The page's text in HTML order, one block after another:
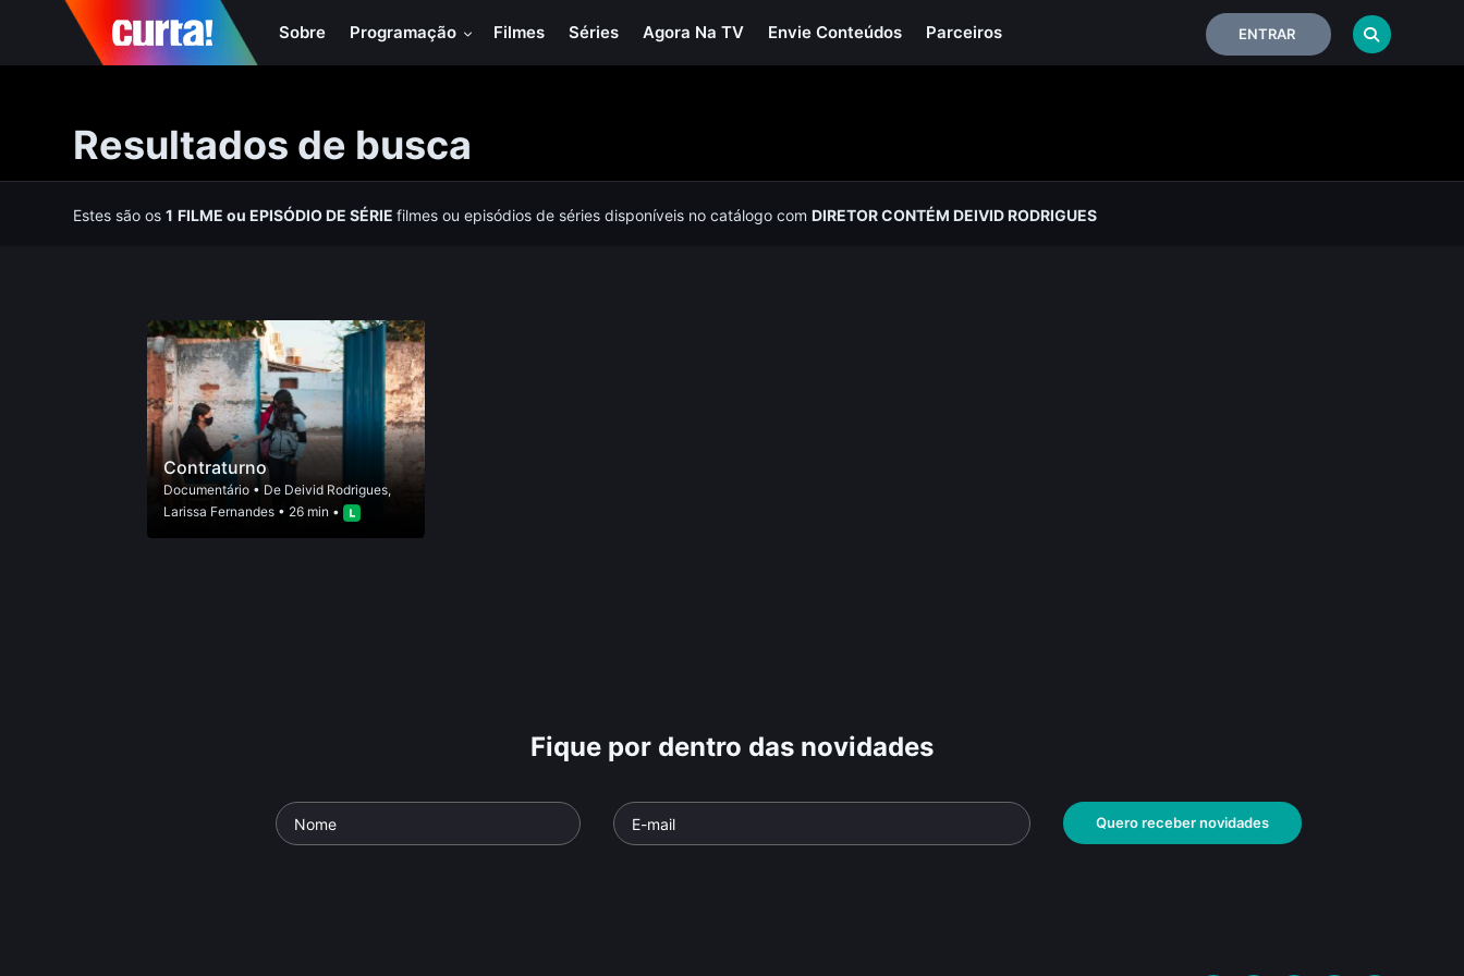
Sobre Programação Filmes Séries Agora Na TV Envie Conteúdos Parceiros ENTRAR
Resultados de busca
Estes são os1 FILMEou EPISÓDIO DE SÉRIEfilmes ou episódios de séries disponíveis no catálogo comDIRETOR CONTÉM DEIVID RODRIGUES
Contraturno
Documentário• De Deivid Rodrigues,
Larissa Fernandes• 26 min •
Fique por dentro das novidades
Quero receber novidades